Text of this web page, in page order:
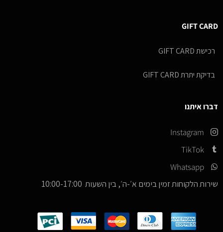
GIFT CARD
רכישת GIFT CARD
בדיקת יתרת GIFT CARD
דברו איתנו
Instagram
TikTok
Whatsapp
שירות הלקוחות זמין בימים א׳-ה׳, בין השעות 10:00-17:00